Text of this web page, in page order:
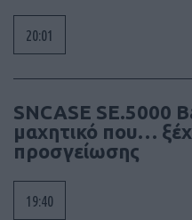
20:01
SNCASE SE.5000
μαχητικό που…
προσγείωσης
19:40